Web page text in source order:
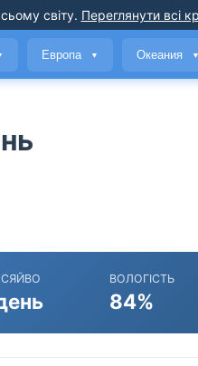
світу. Переглянути всі
Европа ▼ Океания ▼
ВОЛОГІСТЬ
84%